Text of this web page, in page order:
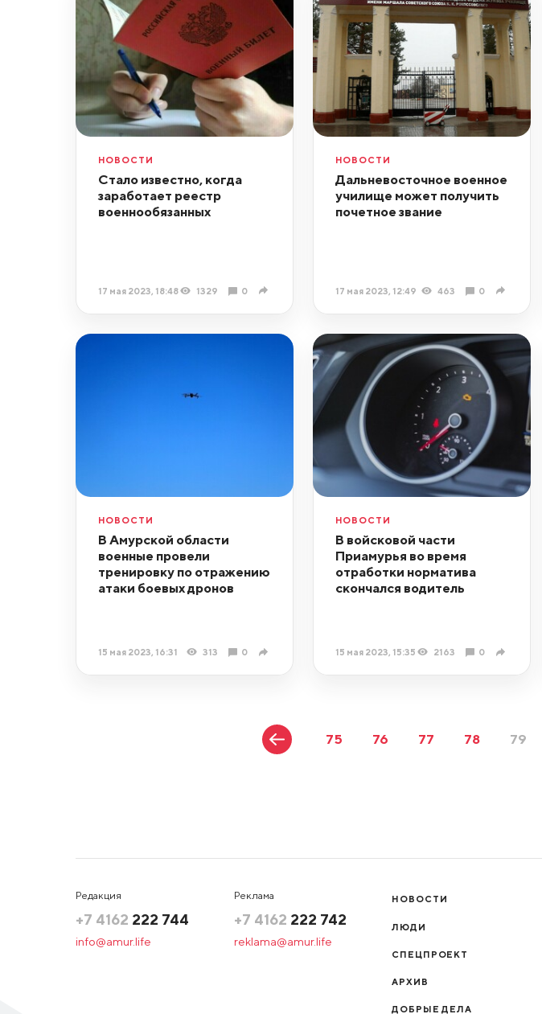
НОВОСТИ
Стало известно, когда
заработает реестр
военнообязанных
17 мая 2023, 18:48 1329 0
НОВОСТИ
Дальневосточное военное
училище может получить
почетное звание
17 мая 2023, 12:49 463 0
НОВОСТИ
В Амурской области
военные провели
тренировку по отражению
атаки боевых дронов
15 мая 2023, 16:31 313 0
НОВОСТИ
В войсковой части
Приамурья во время
отработки норматива
скончался водитель
15 мая 2023, 15:35 2163 0
75 76 77 78 79
Редакция
+7 4162 222 744
info@amur.life
Реклама
+7 4162 222 742
reklama@amur.life
НОВОСТИ
ЛЮДИ
СПЕЦПРОЕКТ
АРХИВ
ДОБРЫЕ ДЕЛА